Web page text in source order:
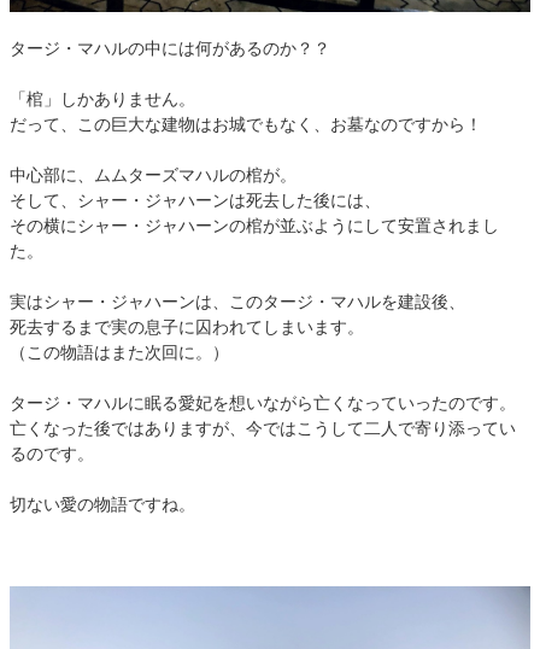
タージ・マハルの中には何があるのか？？
「棺」しかありません。
だって、この巨大な建物はお城でもなく、お墓なのですから！
中心部に、ムムターズマハルの棺が。
そして、シャー・ジャハーンは死去した後には、
その横にシャー・ジャハーンの棺が並ぶようにして安置されまし
た。
実はシャー・ジャハーンは、このタージ・マハルを建設後、
死去するまで実の息子に囚われてしまいます。
（この物語はまた次回に。）
タージ・マハルに眠る愛妃を想いながら亡くなっていったのです。
亡くなった後ではありますが、今ではこうして二人で寄り添ってい
るのです。
切ない愛の物語ですね。